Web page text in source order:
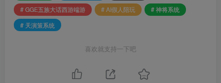
# GGE五族大话西游端游
# AI假人陪玩
# 神将系统
# 天演策系统
喜欢就支持一下吧